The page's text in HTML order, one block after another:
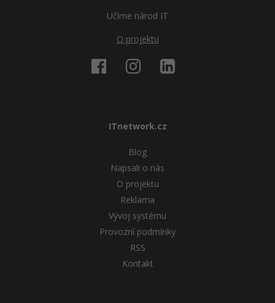
Učíme národ IT
O projektu
ITnetwork.cz
Blog
Napsali o nás
O projektu
Reklama
Vývoj systému
Provozní podmínky
RSS
Kontakt